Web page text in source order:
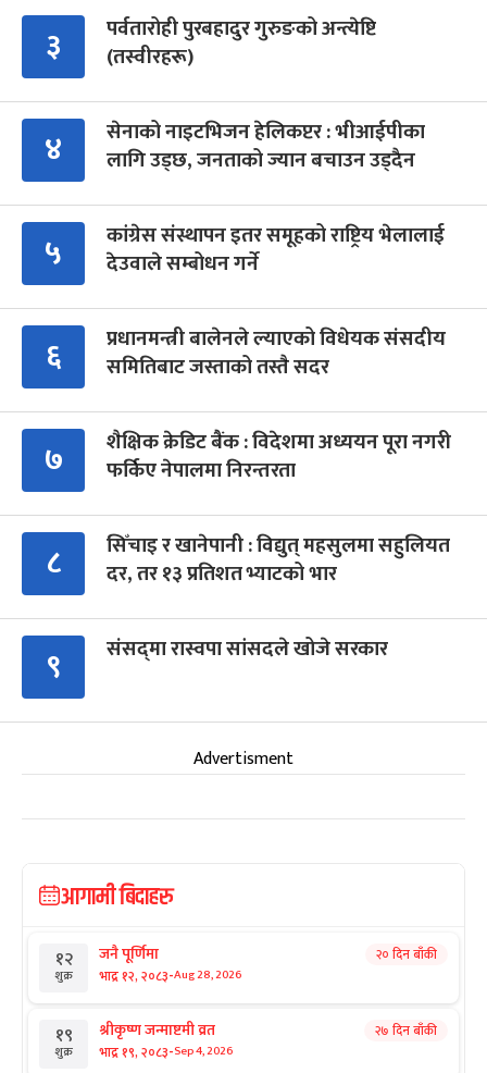
३
पर्वतारोही पुरबहादुर गुरुङको अन्त्येष्टि
(तस्वीरहरू)
४
सेनाको नाइटभिजन हेलिकप्टर : भीआईपीका
लागि उड्छ, जनताको ज्यान बचाउन उड्दैन
५
कांग्रेस संस्थापन इतर समूहको राष्ट्रिय भेलालाई
देउवाले सम्बोधन गर्ने
६
प्रधानमन्त्री बालेनले ल्याएको विधेयक संसदीय
समितिबाट जस्ताको तस्तै सदर
७
शैक्षिक क्रेडिट बैंक : विदेशमा अध्ययन पूरा नगरी
फर्किए नेपालमा निरन्तरता
८
सिँचाइ र खानेपानी : विद्युत् महसुलमा सहुलियत
दर, तर १३ प्रतिशत भ्याटको भार
९ संसद्‍मा रास्वपा सांसदले खोजे सरकार
Advertisment
आगामी बिदाहरु
१२
शुक्र
जनै पूर्णिमा
भाद्र १२, २०८३-Aug 28, 2026
२० दिन बाँकी
१९
शुक्र
श्रीकृष्ण जन्माष्टमी व्रत
भाद्र १९, २०८३-Sep 4, 2026
२७ दिन बाँकी